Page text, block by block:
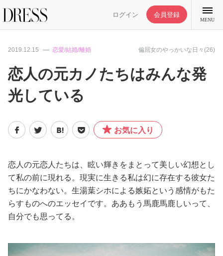
ログイン 会員登録
MENU
特集記事
DRESS部活
ファッション
恋愛/結婚/離婚
美容/健康
2019.12.15 恋愛/結婚/離婚 偏屈女のやっかいな日々(26)
恋人の元カノたちはみんな発
光している
お気に入り
恋人の元恋人たちは、眩い輝きをまとって美しい幻想とし
て私の前に現れる。現実に生きる私は幻に存在する彼女た
ちにかなわない。生湯葉シホによる嫉妬という感情がもた
らすものへのエッセイです。ああもう馬鹿馬鹿しいって、
自分でも思ってる。